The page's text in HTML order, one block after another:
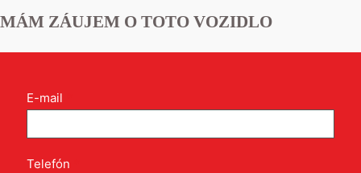
MÁM ZÁUJEM O TOTO VOZIDLO
Kontakt
E-mail
Telefón